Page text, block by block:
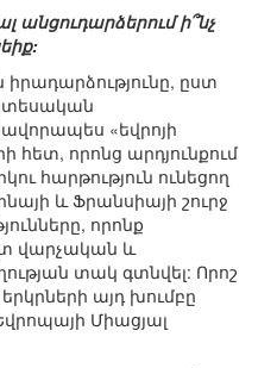
անցուդարձերում ի՞նչ
իրադարձությունը, ըստ
«եվրոյի
հետ, որոնց արդյունքում
հարթություն ունեցող
և Ֆրանսիայի շուրջ
որոնք
վարչական և
տակ գտնվել: Որոշ
այդ խումբը
Միացյալ